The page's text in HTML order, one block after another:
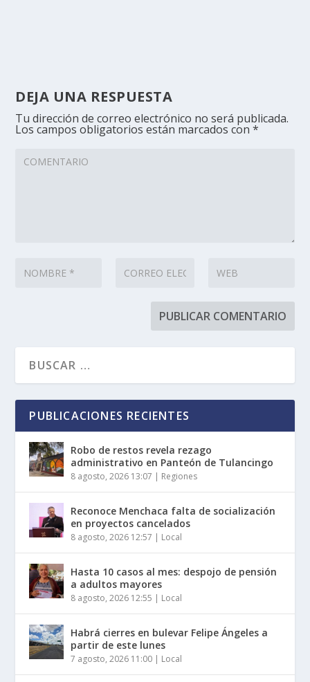
DEJA UNA RESPUESTA
Tu dirección de correo electrónico no será publicada.
Los campos obligatorios están marcados con*
PUBLICACIONES RECIENTES
Robo de restos revela rezago
administrativo en Panteón de Tulancingo
8 agosto, 2026 13:07 | Regiones
Reconoce Menchaca falta de socialización
en proyectos cancelados
8 agosto, 2026 12:57 | Local
Hasta 10 casos al mes: despojo de pensión
a adultos mayores
8 agosto, 2026 12:55 | Local
Habrá cierres en bulevar Felipe Ángeles a
partir de este lunes
7 agosto, 2026 11:00 | Local